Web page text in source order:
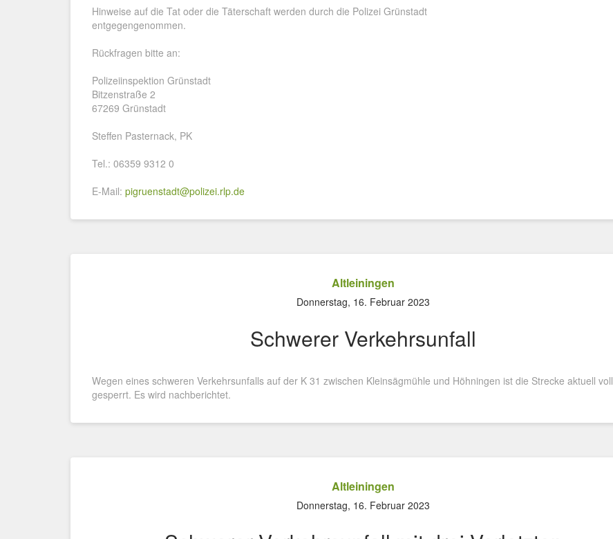
Hinweise auf die Tat oder die Täterschaft werden durch die Polizei Grünstadt
entgegengenommen.
Rückfragen bitte an:
Polizeiinspektion Grünstadt
Bitzenstraße 2
67269 Grünstadt
Steffen Pasternack, PK
Tel.: 06359 9312 0
E-Mail: pigruenstadt@polizei.rlp.de
Altleiningen
Donnerstag, 16. Februar 2023
Schwerer Verkehrsunfall
Wegen eines schweren Verkehrsunfalls auf der K 31 zwischen Kleinsägmühle und Höhningen ist die Strecke aktuell voll
gesperrt. Es wird nachberichtet.
Altleiningen
Donnerstag, 16. Februar 2023